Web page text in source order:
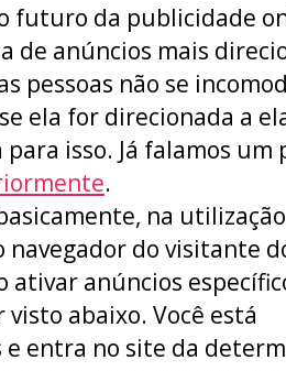
futuro da publicidade
de anúncios mais
pessoas não se
ela for direcionada a
isso. Já falamos um
.
na
navegador do visitante
anúncios
abaixo. Você está
entra no site da